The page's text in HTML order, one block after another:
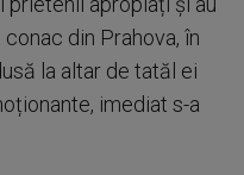
din Prahova, în
la altar de tatăl ei
imediat s-a